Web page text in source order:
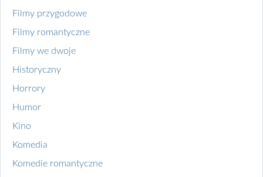
Filmy przygodowe
Filmy romantyczne
Filmy we dwoje
Historyczny
Horrory
Humor
Kino
Komedia
Komedie romantyczne